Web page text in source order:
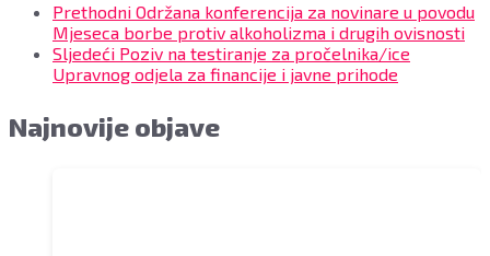
Prethodni Održana konferencija za novinare u povodu
Mjeseca borbe protiv alkoholizma i drugih ovisnosti
Sljedeći Poziv na testiranje za pročelnika/ice
Upravnog odjela za financije i javne prihode
Najnovije objave